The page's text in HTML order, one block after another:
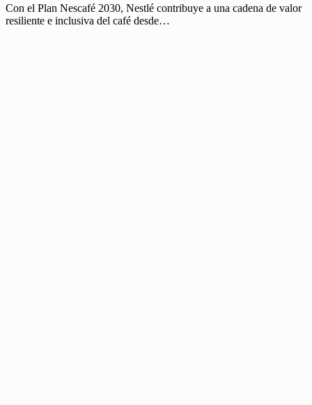
Con el Plan Nescafé 2030, Nestlé contribuye a una cadena de valor
resiliente e inclusiva del café desde…